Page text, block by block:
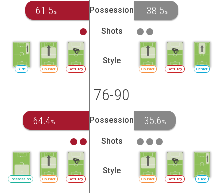
61.5% Possession 38.5%
Shots
SetPlay
Counter
Side
Style
Counter SetPlay Center
76-90
64.4% Possession 35.6 %
Shots
SetPlay
Counter
Possession
Style
Counter SetPlay Side